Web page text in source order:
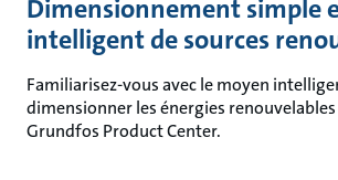
Dimensionnement simple
intelligent de sources
Familiarisez-vous avec le moyen
dimensionner les énergies renouvelables
Grundfos Product Center.